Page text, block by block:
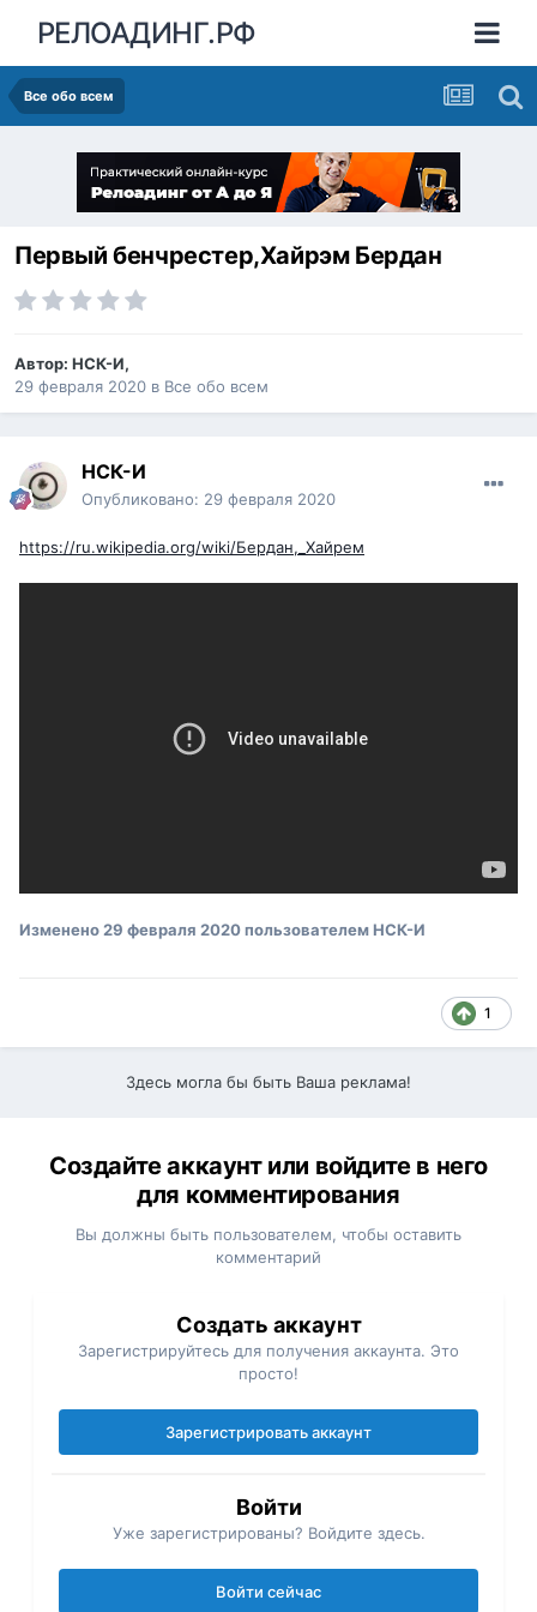
РЕЛОАДИНГ.РФ
Все обо всем
Первый бенчрестер,Хайрэм Бердан
Автор: НСК-И,
29 февраля 2020 в Все обо всем
НСК-И
Опубликовано: 29 февраля 2020
https://ru.wikipedia.org/wiki/Бердан,_Хайрем
Изменено29 февраля 2020пользователем НСК-И
1
Здесь могла бы быть Ваша реклама!
Создайте аккаунт или войдите в него
для комментирования
Вы должны быть пользователем, чтобы оставить
комментарий
Создать аккаунт
Зарегистрируйтесь для получения аккаунта. Это
просто!
Зарегистрировать аккаунт
Войти
Уже зарегистрированы? Войдите здесь.
Войти сейчас